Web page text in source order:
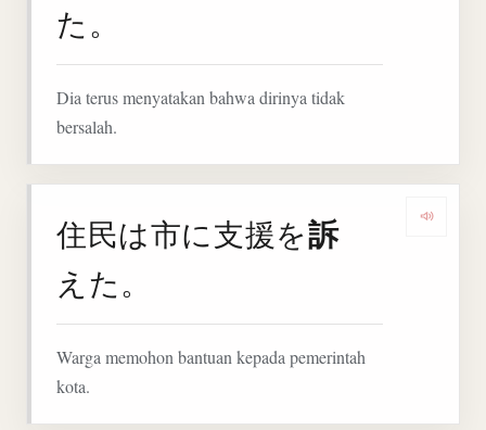
た。
Dia terus menyatakan bahwa dirinya tidak
bersalah.
住民は市に支援を訴
えた。
Warga memohon bantuan kepada pemerintah
kota.